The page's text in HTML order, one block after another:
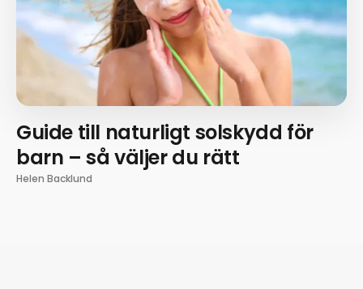
Guide till naturligt solskydd för
barn – så väljer du rätt
Helen Backlund